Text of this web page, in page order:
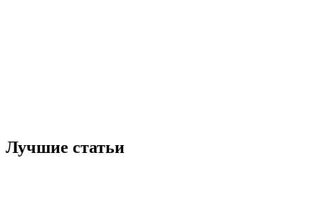
Лучшие статьи